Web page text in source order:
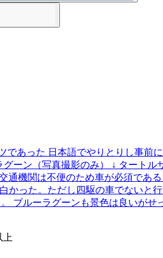
あった 日本語でやりとりし事前
ーン（写真撮影のみ） ↓ タート
機関は不便のため車が必須であ
った。ただし四駆の車でないと
ブルーラグーンも景色は良いが
上